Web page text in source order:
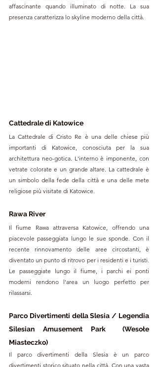
affascinante quando illuminato di notte. La sua
presenza caratterizza lo skyline moderno della città.
Cattedrale di Katowice
La Cattedrale di Cristo Re è una delle chiese più
importanti di Katowice, conosciuta per la sua
architettura neo-gotica. L'interno è imponente, con
vetrate colorate e un grande altare. La cattedrale è
un simbolo della fede della città e una delle mete
religiose più visitate di Katowice.
Rawa River
Il fiume Rawa attraversa Katowice, offrendo una
piacevole passeggiata lungo le sue sponde. Con il
recente rinnovamento delle aree circostanti, è
diventato un punto di ritrovo per i residenti e i turisti.
Le passeggiate lungo il fiume, i parchi ei ponti
moderni rendono l'area un luogo perfetto per
rilassarsi.
Parco Divertimenti della Slesia / Legendia
Silesian Amusement Park  (Wesołe
Miasteczko)
Il parco divertimenti della Slesia è un parco
divertimenti storico situato nella città. Con una vasta